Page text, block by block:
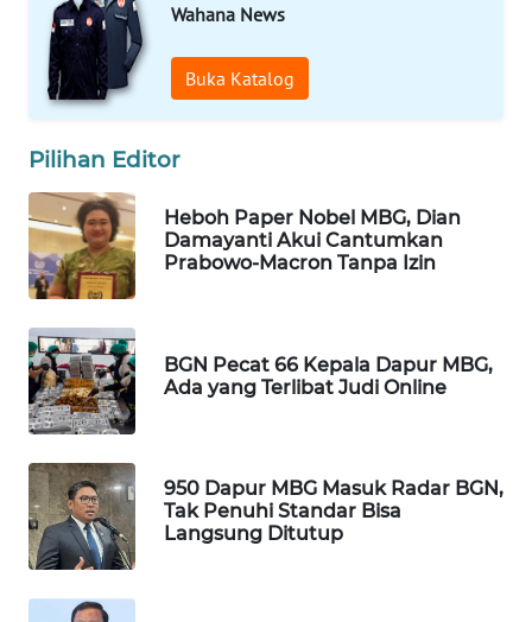
Wahana News
Buka Katalog
Pilihan Editor
Heboh Paper Nobel MBG, Dian
Damayanti Akui Cantumkan
Prabowo-Macron Tanpa Izin
BGN Pecat 66 Kepala Dapur MBG,
Ada yang Terlibat Judi Online
950 Dapur MBG Masuk Radar BGN,
Tak Penuhi Standar Bisa
Langsung Ditutup
WALINKI
ID
ID
MARTABAT
NET
PLN
WATCH
MKLI
LKKI